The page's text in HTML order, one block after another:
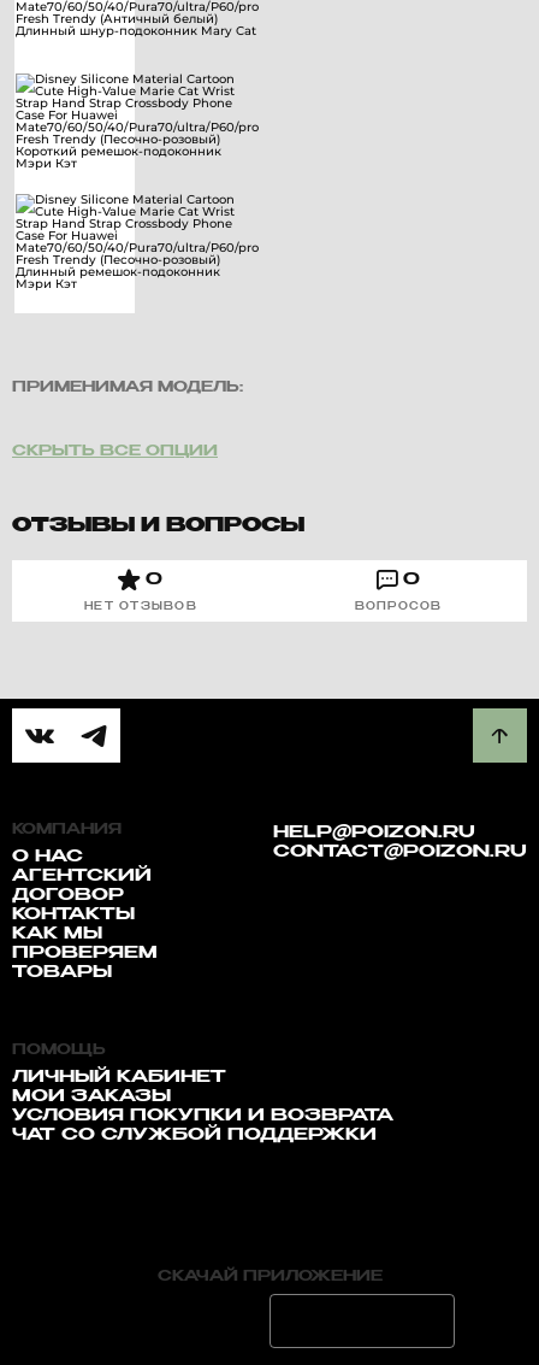
ПРИМЕНИМАЯ МОДЕЛЬ:
СКРЫТЬ ВСЕ ОПЦИИ
ОТЗЫВЫ И ВОПРОСЫ
0
НЕТ ОТЗЫВОВ
0
ВОПРОСОВ
КОМПАНИЯ
О НАС
АГЕНТСКИЙ
ДОГОВОР
КОНТАКТЫ
КАК МЫ
ПРОВЕРЯЕМ
ТОВАРЫ
HELP@POIZON.RU
CONTACT@POIZON.RU
ПОМОЩЬ
ЛИЧНЫЙ КАБИНЕТ
МОИ ЗАКАЗЫ
УСЛОВИЯ ПОКУПКИ И ВОЗВРАТА
ЧАТ СО СЛУЖБОЙ ПОДДЕРЖКИ
СКАЧАЙ ПРИЛОЖЕНИЕ